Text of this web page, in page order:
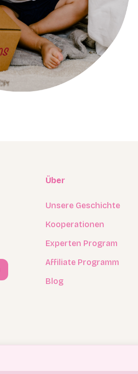
Über
Unsere Geschichte
Kooperationen
Experten Program
Affiliate Programm
Blog